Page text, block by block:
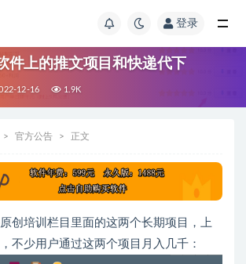
登录
件上的推文项目和快递代下
12-16 1.9K
官方公告 正文
创培训栏目里面的这两个长期项目，上
不少用户通过这两个项目月入几千：